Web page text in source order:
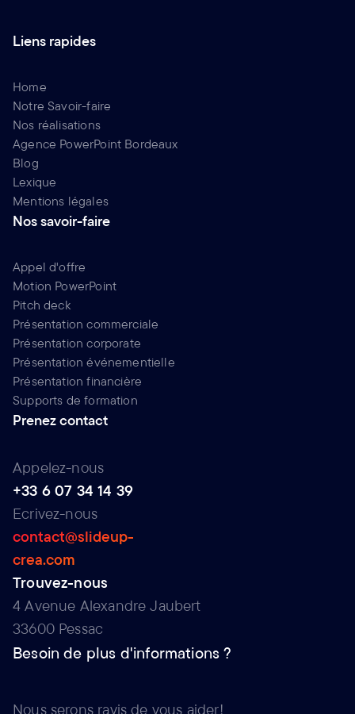
Liens rapides
Home
Notre Savoir-faire
Nos réalisations
Agence PowerPoint Bordeaux
Blog
Lexique
Mentions légales
Nos savoir-faire
Appel d'offre
Motion PowerPoint
Pitch deck
Présentation commerciale
Présentation corporate
Présentation événementielle
Présentation financière
Supports de formation
Prenez contact
Appelez-nous
+33 6 07 34 14 39
Ecrivez-nous
contact@slideup-
crea.com
Trouvez-nous
4 Avenue Alexandre Jaubert
33600 Pessac
Besoin de plus d'informations ?
Nous serons ravis de vous aider!